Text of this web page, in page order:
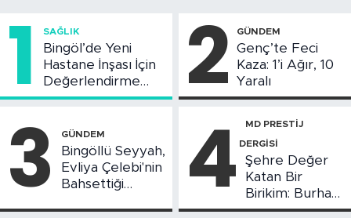
1 SAĞLIK
Bingöl’de Yeni
Hastane İnşası İçin
Değerlendirme
Toplantısı Yapıldı
2 GÜNDEM
Genç’te Feci
Kaza: 1’i Ağır, 10
Yaralı
3 GÜNDEM
Bingöllü Seyyah,
Evliya Çelebi'nin
Bahsettiği
4 MD PRESTİJ
DERGİSİ
Şehre Değer
Katan Bir
Birikim: Burhan
Arıkız